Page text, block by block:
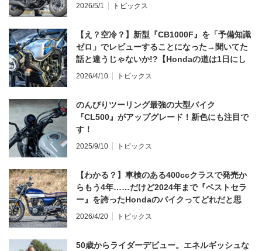
2026/5/1 トピックス
【え？空冷？】新型『CB1000F』を「予備知識
ゼロ」でレビューすることになった→聞いてた
話と違うじゃないか!?【Hondaの道は1日にし
てならず／CB1000F ①第一印象 編】
2026/4/10 トピックス
のんびりツーリング最強の大型バイク
『CL500』がアップグレード！新色にも注目で
す！
2025/9/10 トピックス
【わかる？】車検のある400ccクラスで発売か
らもう4年……だけど2024年まで『ベストセラ
ー』を誇ったHondaのバイクってどれだと思
う？
2026/4/20 トピックス
50歳からライダーデビュー。エネルギッシュな